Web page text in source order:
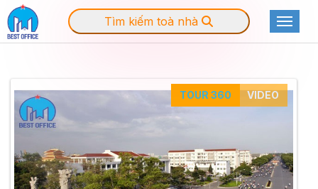
Tìm kiếm toà nhà
TOUR 360 VIDEO